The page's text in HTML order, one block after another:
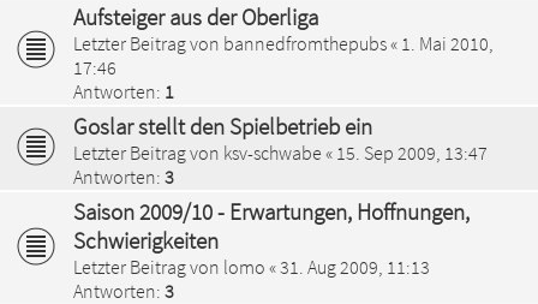
Aufsteiger aus der Oberliga
Letzter Beitrag von bannedfromthepubs« 1. Mai 2010,
17:46
Antworten: 1
Goslar stellt den Spielbetrieb ein
Letzter Beitrag von ksv-schwabe « 15. Sep 2009, 13:47
Antworten: 3
Saison 2009/10 - Erwartungen, Hoffnungen,
Schwierigkeiten
Letzter Beitrag von lomo «31. Aug 2009, 11:13
Antworten: 3